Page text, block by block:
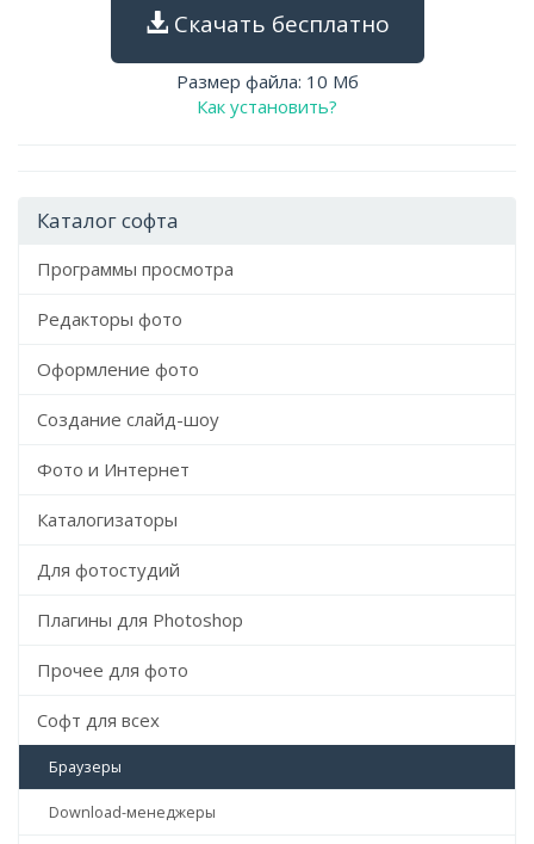
Скачать бесплатно
Размер файла: 10 Мб
Как установить?
Каталог софта
Программы просмотра
Редакторы фото
Оформление фото
Создание слайд-шоу
Фото и Интернет
Каталогизаторы
Для фотостудий
Плагины для Photoshop
Прочее для фото
Софт для всех
Браузеры
Download-менеджеры